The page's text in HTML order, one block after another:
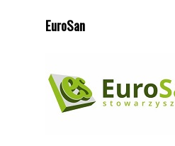
EuroSan